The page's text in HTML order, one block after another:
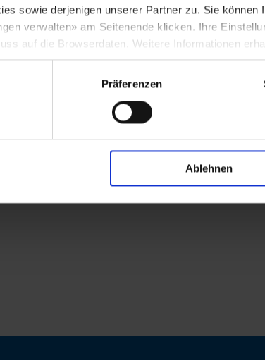
sowie derjenigen unserer Partner zu. Sie
verwalten» am Seitenende klicken. Ihre
auf die Browserdaten. Weitere Informationen
Präferenzen
Ablehnen